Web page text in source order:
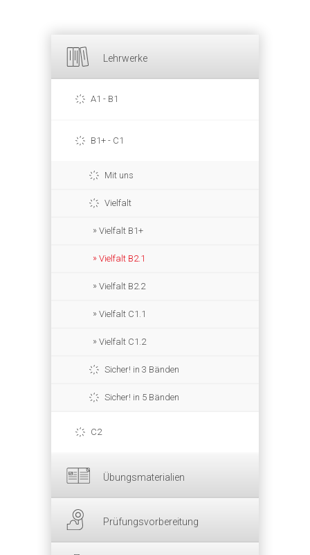
Lehrwerke
A1 - B1
B1+ - C1
Mit uns
Vielfalt
Vielfalt B1+
Vielfalt B2.1
Vielfalt B2.2
Vielfalt C1.1
Vielfalt C1.2
Sicher! in 3 Bänden
Sicher! in 5 Bänden
C2
Übungsmaterialien
Prüfungsvorbereitung